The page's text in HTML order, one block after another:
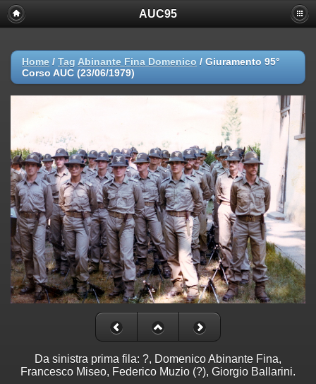
AUC95
Home / Tag Abinante Fina Domenico / Giuramento 95°
Corso AUC (23/06/1979)
Da sinistra prima fila: ?, Domenico Abinante Fina,
Francesco Miseo, Federico Muzio (?), Giorgio Ballarini.